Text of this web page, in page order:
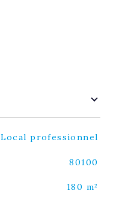
Valeurs
Local professionnel
80100
180 m²